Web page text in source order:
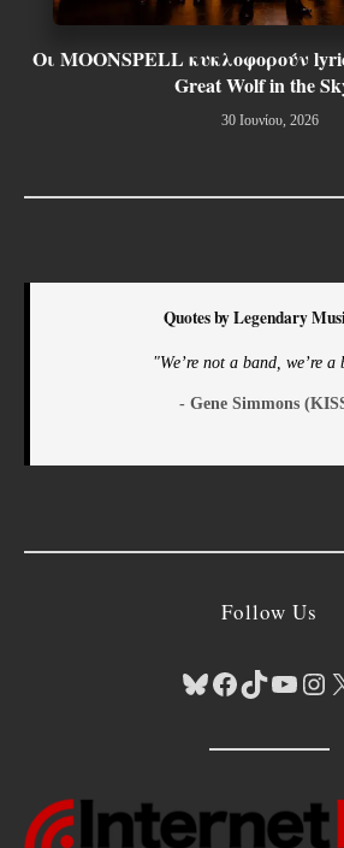
Οι MOONSPELL κυκλοφορούν
Great Wolf in the
30 Ιουνίου, 2026
Quotes by Legendary
"We’re not a band, we’re
- Gene Simmons
Follow Us